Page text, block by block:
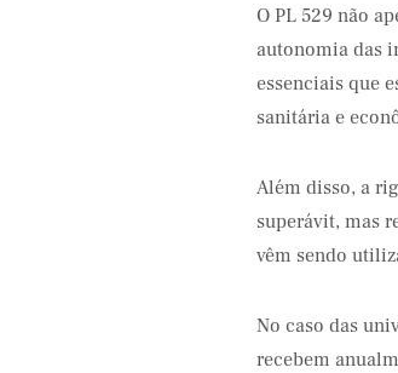
O PL 529 não
autonomia das
essenciais que
sanitária e
Além disso, a
superávit, mas
vêm sendo
No caso das
recebem